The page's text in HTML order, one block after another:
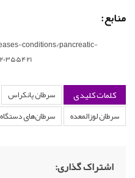
منابع:
conditions/pancreatic-
کلمات کلیدی سرطان پانکراس
سرطان لوزالمعده
سرطان‌های
اشتراک گذاری: